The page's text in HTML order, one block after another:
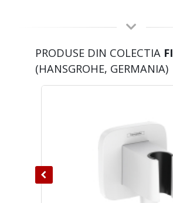
PRODUSE DIN COLECTIA
(HANSGROHE, GERMANIA)